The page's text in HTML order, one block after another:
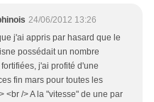
24/06/2012 13:26
j'ai appris par hasard que le
possédait un nombre
j'ai profité d'une
fin mars pour toutes les
<br /> A la "vitesse" de une par